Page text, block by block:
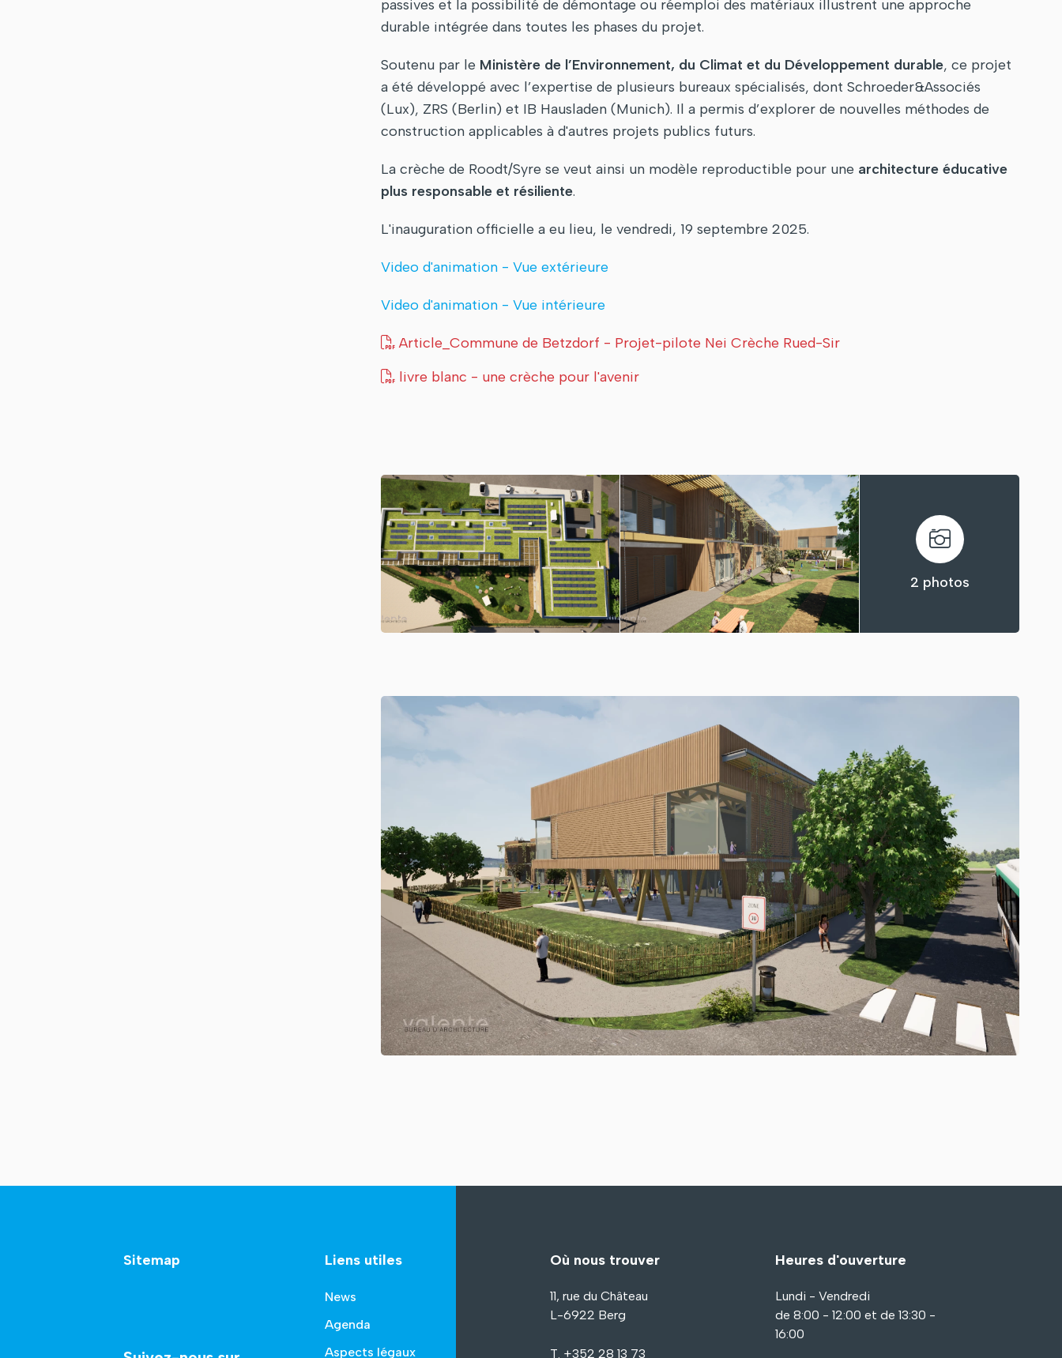
passives et la possibilité de démontage ou réemploi des matériaux illustrent une approche
durable intégrée dans toutes les phases du projet.
Soutenu par le Ministère de l’Environnement, du Climat et du Développement durable, ce projet
a été développé avec l’expertise de plusieurs bureaux spécialisés, dont Schroeder&Associés
(Lux), ZRS (Berlin) et IB Hausladen (Munich). Il a permis d’explorer de nouvelles méthodes de
construction applicables à d'autres projets publics futurs.
La crèche de Roodt/Syre se veut ainsi un modèle reproductible pour une architecture éducative
plus responsable et résiliente.
L'inauguration officielle a eu lieu, le vendredi, 19 septembre 2025.
Video d'animation - Vue extérieure
Video d'animation - Vue intérieure
Article_Commune de Betzdorf - Projet-pilote Nei Crèche Rued-Sir
livre blanc - une crèche pour l'avenir
2 photos
Sitemap Liens utiles
News
Agenda
Aspects légaux
Où nous trouver
11, rue du Château
L-6922 Berg
T. +352 28 13 73
Heures d'ouverture
Lundi - Vendredi
de 8:00 - 12:00 et de 13:30 -
16:00